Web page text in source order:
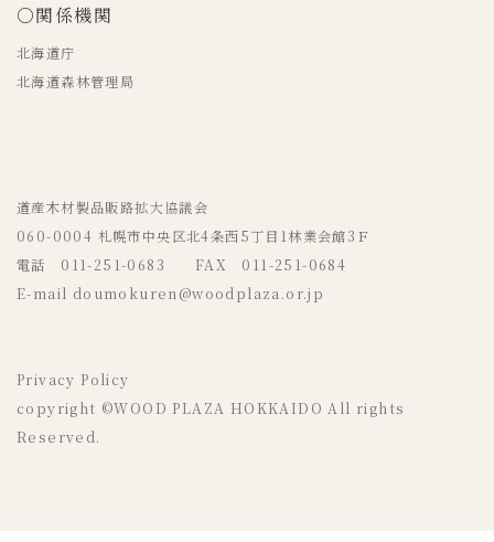
○関係機関
北海道庁
北海道森林管理局
道産木材製品販路拡大協議会
060-0004 札幌市中央区北4条西5丁目1林業会館3Ｆ
電話 011-251-0683 FAX 011-251-0684
E-mail doumokuren@woodplaza.or.jp
Privacy Policy
copyright ©WOOD PLAZA HOKKAIDO All rights
Reserved.